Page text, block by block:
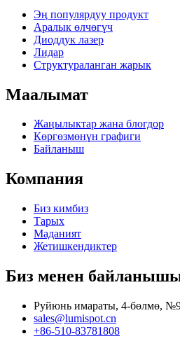
Эң популярдуу продукт
Аралык өлчөгүч
Диоддук лазер
Лидар
Структураланган жарык
Маалымат
Жаңылыктар жана блогдор
Көргөзмөнүн графиги
Байланыш
Компания
Биз кимбиз
Тарых
Маданият
Жетишкендиктер
Биз менен
Руйюнь имараты, 4-бөлмө,
sales@lumispot.cn
+86-510-83781808